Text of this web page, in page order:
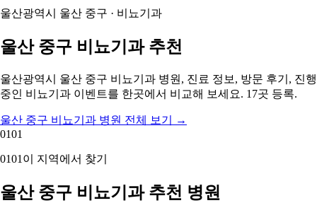
울산광역시 울산 중구 · 비뇨기과
울산 중구 비뇨기과 추천
울산광역시 울산 중구 비뇨기과 병원, 진료 정보, 방문 후기, 진행
중인 비뇨기과 이벤트를 한곳에서 비교해 보세요. 17곳 등록.
울산 중구 비뇨기과 병원 전체 보기
→
0101
0101 이 지역에서 찾기
울산 중구 비뇨기과 추천 병원